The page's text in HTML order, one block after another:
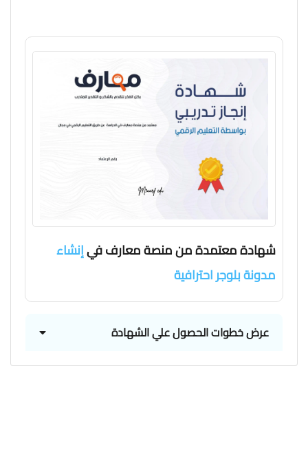
شهادة معتمدة من منصة معارف فيإنشاء
مدونة بلوجر احترافية
عرض خطوات الحصول علي الشهادة